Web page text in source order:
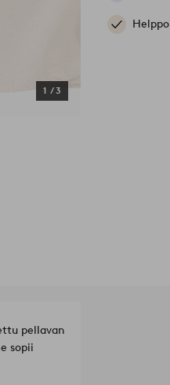
1 /3
pellavan
sopii